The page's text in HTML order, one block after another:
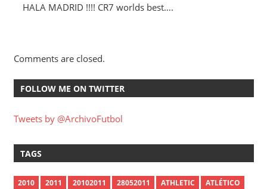
HALA MADRID !!!! CR7 worlds best….
Comments are closed.
FOLLOW ME ON TWITTER
Tweets by @ArchivoFutbol
TAGS
2010 2011 20102011 28052011 ATHLETIC
ATLÉTICO